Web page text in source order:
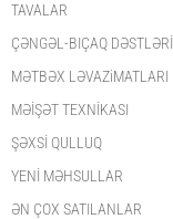
TAVALAR
ÇƏNGƏL-BIÇAQ DƏSTLƏRİ
MƏTBƏX LƏVAZiMATLARI
MƏİŞƏT TEXNİKASI
ŞƏXSİ QULLUQ
YENİ MƏHSULLAR
ƏN ÇOX SATILANLAR